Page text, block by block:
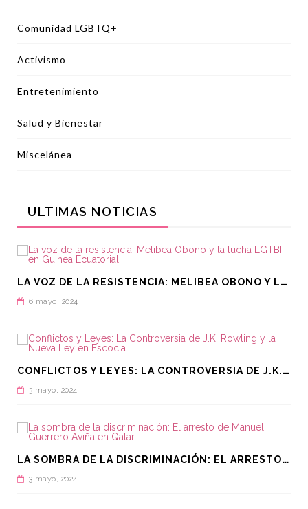
Comunidad LGBTQ+
Activismo
Entretenimiento
Salud y Bienestar
Miscelánea
ULTIMAS NOTICIAS
L
A VOZ DE LA RESISTENCIA: MELIBEA OBONO Y LA LUCHA LGTBI EN GUINEA ECUATORIAL
6 mayo, 2024
C
ONFLICTOS Y LEYES: LA CONTROVERSIA DE J.K. ROWLING Y LA NUEVA LEY EN ESCOCIA
3 mayo, 2024
L
A SOMBRA DE LA DISCRIMINACIÓN: EL ARRESTO DE MANUEL GUERRERO AVIÑA EN QATAR
3 mayo, 2024